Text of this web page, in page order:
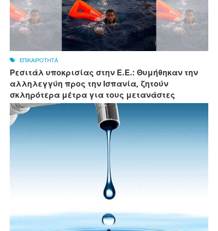
ΕΠΙΚΑΙΡΟΤΗΤΑ
Ρεσιτάλ υποκρισίας στην Ε.Ε.: Θυμήθηκαν την
αλληλεγγύη προς την Ισπανία, ζητούν
σκληρότερα μέτρα για τους μετανάστες